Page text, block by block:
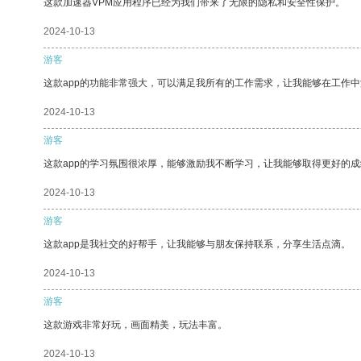
这款加速器VPM应用程序已经为我们带来了无限的隐私和安全性保护。
2024-10-13
游客
这款app的功能非常强大，可以满足我所有的工作需求，让我能够在工作中
2024-10-13
游客
这款app的学习氛围很浓厚，能够激励我不断学习，让我能够取得更好的成
2024-10-13
游客
这款app是我社交的好帮手，让我能够与朋友保持联系，分享生活点滴。
2024-10-13
游客
这款游戏非常好玩，画面精美，玩法丰富。
2024-10-13